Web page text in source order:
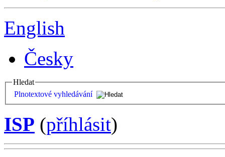
English
Česky
Hledat
Plnotextové vyhledávání
ISP (příhlásit)